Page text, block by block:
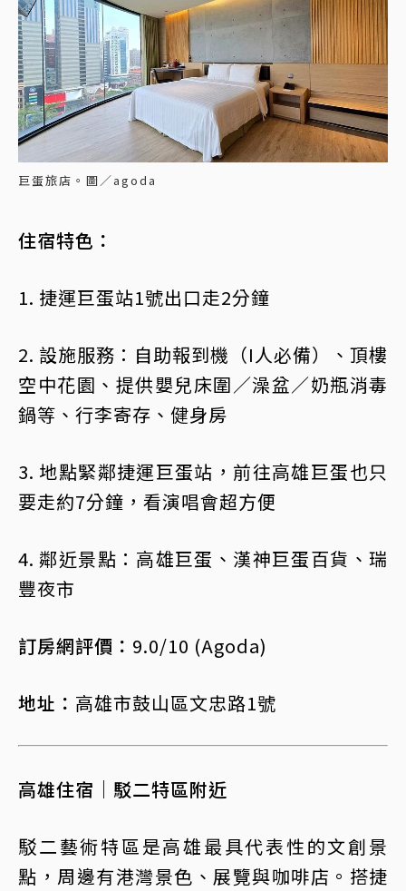
巨蛋旅店。圖／agoda
住宿特色：
1. 捷運巨蛋站1號出口走2分鐘
2. 設施服務：自助報到機（I人必備）、頂樓
空中花園、提供嬰兒床圍／澡盆／奶瓶消毒
鍋等、行李寄存、健身房
3. 地點緊鄰捷運巨蛋站，前往高雄巨蛋也只
要走約7分鐘，看演唱會超方便
4. 鄰近景點：高雄巨蛋、漢神巨蛋百貨、瑞
豐夜市
訂房網評價： 9.0/10 (Agoda)
地址： 高雄市鼓山區文忠路1號
高雄住宿｜駁二特區附近
駁二藝術特區是高雄最具代表性的文創景
點，周邊有港灣景色、展覽與咖啡店。搭捷